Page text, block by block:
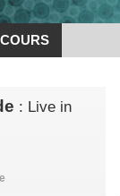
: Live in